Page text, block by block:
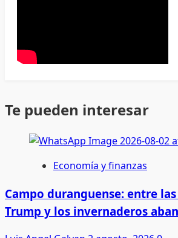
Te pueden interesar
Economía y finanzas
Campo duranguense: entre
Trump y los invernaderos